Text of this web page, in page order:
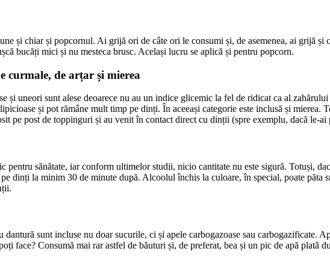
și chiar și popcornul. Ai grijă ori de câte ori le consumi și, de asemenea, ai grijă
bucăți mici și nu mesteca brusc. Același lucru se aplică și pentru popcorn.
curmale, de arțar și mierea
și uneori sunt alese deoarece nu au un indice glicemic la fel de ridicat ca al
și pot rămâne mult timp pe dinți. În aceeași categorie este inclusă și mierea.
pe post de toppinguri și au venit în contact direct cu dinții (spre exemplu, dacă le-ai
sănătate, iar conform ultimelor studii, nicio cantitate nu este sigură. Totuși,
dinți la minim 30 de minute după. Alcoolul închis la culoare, în special, poate păta
dantură sunt incluse nu doar sucurile, ci și apele carbogazoase sau carbogazificate.
face? Consumă mai rar astfel de băuturi și, de preferat, bea și un pic de apă plată